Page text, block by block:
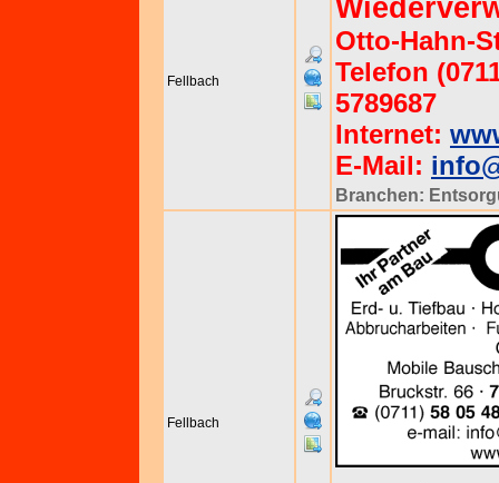
Fellbach
Otto-Hahn-
Telefon
5789687
Internet:
E-Mail:
Branchen:
Fellbach